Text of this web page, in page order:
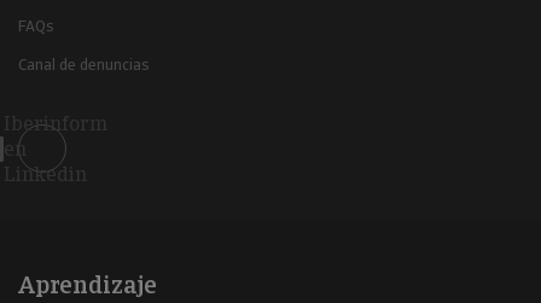
FAQs
Canal de denuncias
Iberinform
en
Linkedin
Aprendizaje